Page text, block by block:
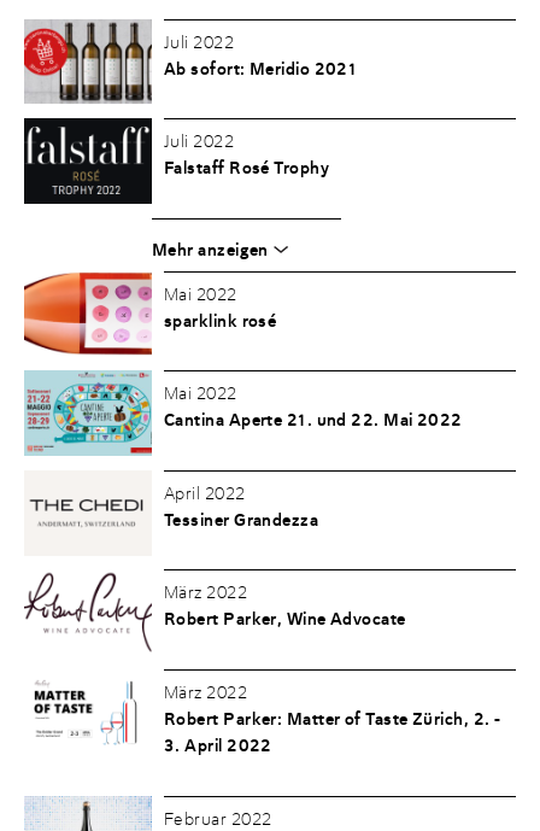
Juli 2022
Ab sofort: Meridio 2021
Juli 2022
Falstaff Rosé Trophy
Mehr anzeigen
Mai 2022
sparklink rosé
Mai 2022
Cantina Aperte 21. und 22. Mai 2022
April 2022
Tessiner Grandezza
März 2022
Robert Parker, Wine Advocate
März 2022
Robert Parker: Matter of Taste Zürich, 2. -
3. April 2022
Februar 2022